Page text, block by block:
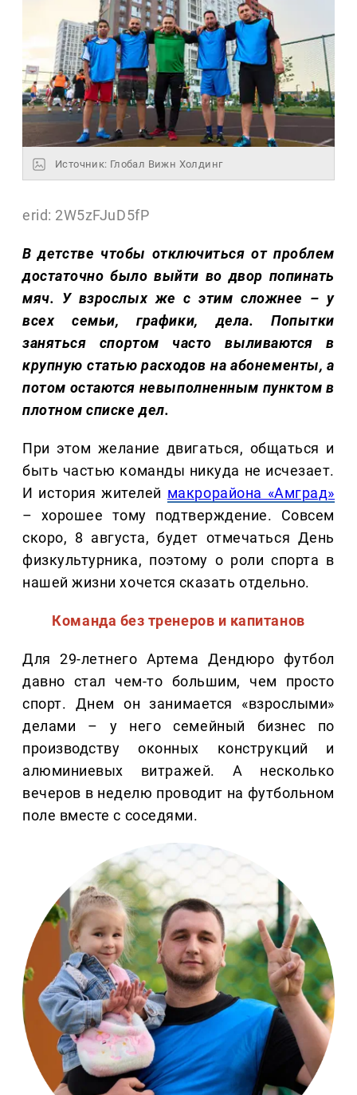
Источник: Глобал Вижн Холдинг
erid: 2W5zFJuD5fP
В детстве чтобы отключиться от проблем
достаточно было выйти во двор попинать
мяч. У взрослых же с этим сложнее – у
всех семьи, графики, дела. Попытки
заняться спортом часто выливаются в
крупную статью расходов на абонементы, а
потом остаются невыполненным пунктом в
плотном списке дел.
При этом желание двигаться, общаться и
быть частью команды никуда не исчезает.
И история жителей макрорайона «Амград»
– хорошее тому подтверждение. Совсем
скоро, 8 августа, будет отмечаться День
физкультурника, поэтому о роли спорта в
нашей жизни хочется сказать отдельно.
Команда без тренеров и капитанов
Для 29-летнего Артема Дендюро футбол
давно стал чем-то большим, чем просто
спорт. Днем он занимается «взрослыми»
делами – у него семейный бизнес по
производству оконных конструкций и
алюминиевых витражей. А несколько
вечеров в неделю проводит на футбольном
поле вместе с соседями.